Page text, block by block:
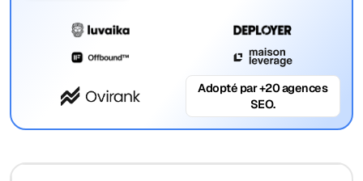
Adopté par +20 agences
SEO.